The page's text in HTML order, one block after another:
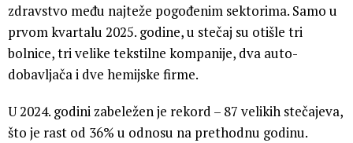
zdravstvo među najteže pogođenim sektorima. Samo u
prvom kvartalu 2025. godine, u stečaj su otišle tri
bolnice, tri velike tekstilne kompanije, dva auto-
dobavljača i dve hemijske firme.
U 2024. godini zabeležen je rekord – 87 velikih stečajeva,
što je rast od 36% u odnosu na prethodnu godinu.